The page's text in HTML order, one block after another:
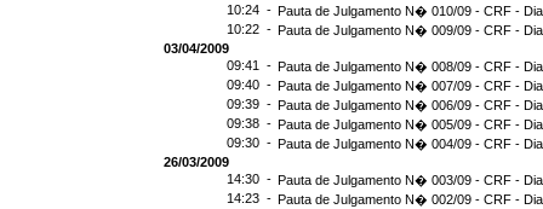
10:24 - Pauta de Julgamento N� 010/09 - CRF -
10:22 - Pauta de Julgamento N� 009/09 - CRF -
03/04/2009
09:41 - Pauta de Julgamento N� 008/09 - CRF -
09:40 - Pauta de Julgamento N� 007/09 - CRF -
09:39 - Pauta de Julgamento N� 006/09 - CRF -
09:38 - Pauta de Julgamento N� 005/09 - CRF -
09:30 - Pauta de Julgamento N� 004/09 - CRF -
26/03/2009
14:30 - Pauta de Julgamento N� 003/09 - CRF -
14:23 - Pauta de Julgamento N� 002/09 - CRF -